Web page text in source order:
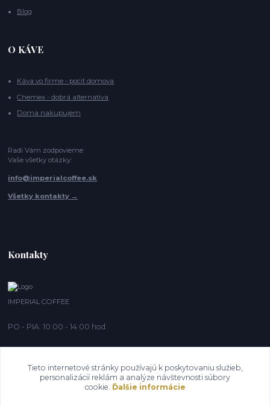
Blog
O KÁVE
Káva vo firme - pocit domova
Chemex - dobrá alternatíva
Doma nakupujem
Radi Vám zodpovieme
Vaše všetky otázky:
info@imperialcoffee.sk
Všetky kontakty →
Kontakty
IMPERIAL COFFEE
PO - PIA: 10:00 - 14:00 hod.
Tieto internetové stránky používajú k poskytovaniu služieb,
personalizácií reklám a analýze návštevnosti súbory
cookie. Ďalšie informácie